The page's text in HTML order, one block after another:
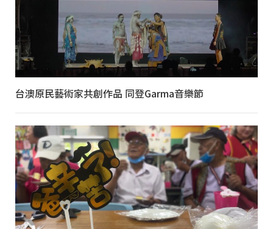
台澳原民藝術家共創作品 同登Garma音樂節